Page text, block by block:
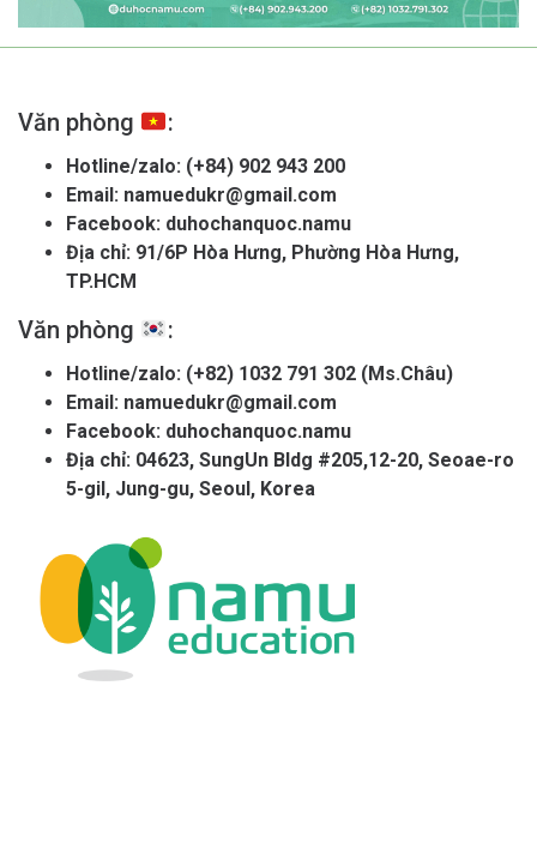
Văn phòng :
Hotline/zalo: (+84) 902 943 200
Email: namuedukr@gmail.com
Facebook: duhochanquoc.namu
Địa chỉ: 91/6P Hòa Hưng, Phường Hòa Hưng,
TP.HCM
Văn phòng :
Hotline/zalo: (+82) 1032 791 302 (Ms.Châu)
Email: namuedukr@gmail.com
Facebook: duhochanquoc.namu
Địa chỉ: 04623, SungUn Bldg #205,12-20, Seoae-ro
5-gil, Jung-gu, Seoul, Korea